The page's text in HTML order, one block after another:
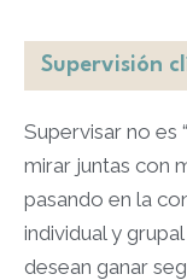
Supervisión
Supervisar no es
mirar juntas con
pasando en la
individual y
desean ganar